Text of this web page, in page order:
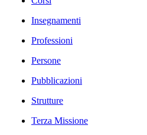
Insegnamenti
Professioni
Persone
Pubblicazioni
Strutture
Terza Missione